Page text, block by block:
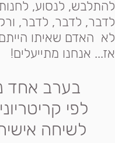
להתלבש, לנסוע,
לדבר, לדבר, לדבר,
לא האדם שאיתו
אז... אנחנו מתייעלים!
בערב אחד נפגש 20
לפי
לשיחה